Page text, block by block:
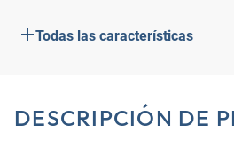
Todas las características
DESCRIPCIÓN DE